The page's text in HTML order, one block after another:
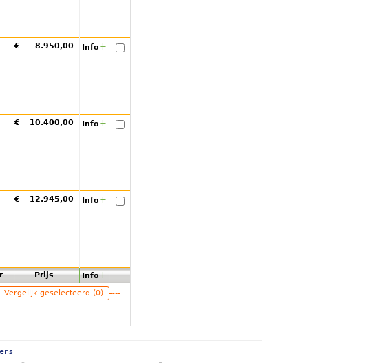
€ 8.950,00 Info+
€ 10.400,00 Info+
€ 12.945,00 Info+
Prijs Info+
Vergelijk geselecteerd (0)